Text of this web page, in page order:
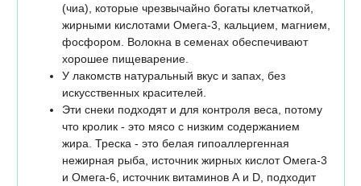
(чиа), которые чрезвычайно богаты клетчаткой,
жирными кислотами Омега-3, кальцием, магнием,
фосфором. Волокна в семенах обеспечивают
хорошее пищеварение.
У лакомств натуральный вкус и запах, без
искусственных красителей.
Эти снеки подходят и для контроля веса, потому
что кролик - это мясо с низким содержанием
жира. Треска - это белая гипоаллергенная
нежирная рыба, источник жирных кислот Омега-3
и Омега-6, источник витаминов А и D, подходит